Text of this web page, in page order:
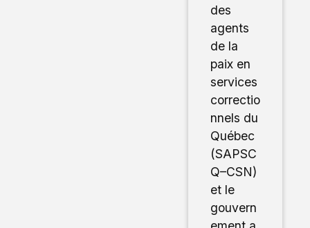
des
agents
de la
paix en
services
correctio
nnels du
Québec
(SAPSC
Q–CSN)
et le
gouvern